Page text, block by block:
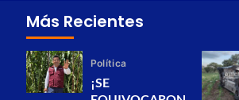
Más Recientes
Política
¡SE